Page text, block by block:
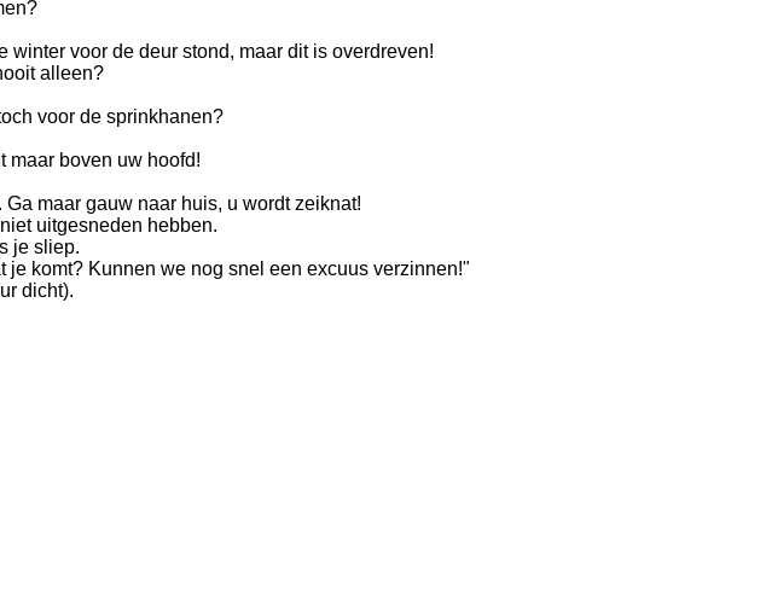
voor de deur stond, maar dit is overdreven!
alleen?
voor de sprinkhanen?
maar boven uw hoofd!
maar gauw naar huis, u wordt zeiknat!
uitgesneden hebben.
je sliep.
komt? Kunnen we nog snel een excuus verzinnen!"
dicht).